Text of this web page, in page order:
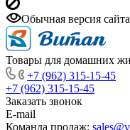
Обычная версия сайта
Товары для домашних
+7 (962) 315-15-45
+7 (962) 315-15-45
Заказать звонок
E-mail
Команда продаж: